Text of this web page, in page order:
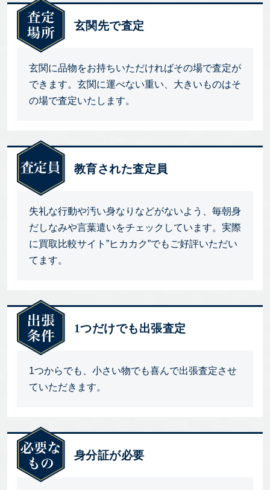
玄関先で査定
玄関に品物をお持ちいただければその場で査定が
できます。玄関に運べない重い、大きいものはそ
の場で査定いたします。
教育された査定員
失礼な行動や汚い身なりなどがないよう、毎朝身
だしなみや言葉遣いをチェックしています。実際
に買取比較サイト”ヒカカク”でもご好評いただい
てます。
1つだけでも出張査定
1つからでも、小さい物でも喜んで出張査定させ
ていただきます。
身分証が必要